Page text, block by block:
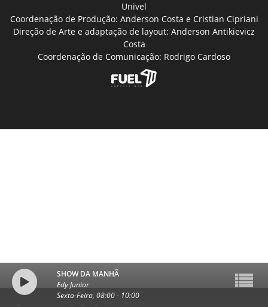
SHOW DA MANHÃ
Edy Junior
Sexta-Feira, 08:00- 10:00
Univel
Coordenação de Produção: Anderson Costa e Cristian Cipriani
Direção de Arte e adaptação de layout: Anderson Antikievicz
Costa
Coordenação de Comunicação: Rodrigo Cardoso